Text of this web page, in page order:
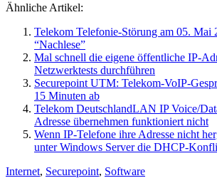
Ähnliche Artikel:
Telekom Telefonie-Störung am 05. Mai
“Nachlese”
Mal schnell die eigene öffentliche IP-
Netzwerktests durchführen
Securepoint UTM: Telekom-VoIP-
15 Minuten ab
Telekom DeutschlandLAN IP Voice/
Adresse übernehmen funktioniert nicht
Wenn IP-Telefone ihre Adresse nicht
unter Windows Server die DHCP-
Internet, Securepoint, Software